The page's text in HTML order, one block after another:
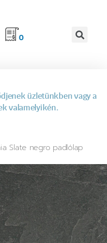
0
üzletünkben vagy a
valamelyikén.
Slate negro padlólap